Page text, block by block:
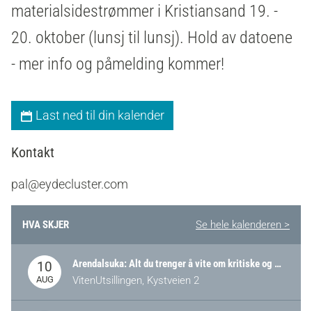
materialsidestrømmer i Kristiansand 19. -
20. oktober (lunsj til lunsj). Hold av datoene
- mer info og påmelding kommer!
Last ned til din kalender
Kontakt
pal@eydecluster.com
HVA SKJER Se hele kalenderen >
10
AUG
Arendalsuka: Alt du trenger å vite om kritiske og strategiske verdikjeder i Norge
VitenUtsillingen, Kystveien 2